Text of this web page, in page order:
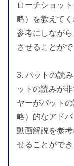
ローチショッ
略）を教えて
参考にしなが
させることがで
3. パットの読
ットの読みが
ヤーがパット
略）的なアドバ
動画解説を参
せることができ